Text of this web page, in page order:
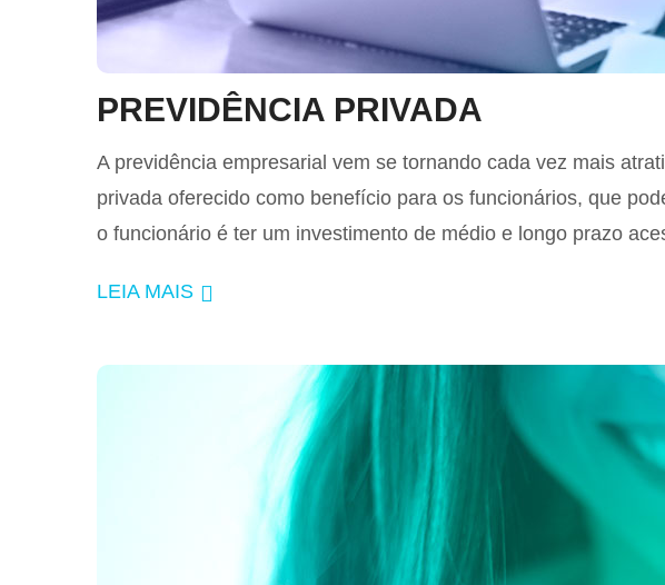
PREVIDÊNCIA PRIVADA
A previdência empresarial vem se tornando cada vez mais
privada oferecido como benefício para os funcionários, que
o funcionário é ter um investimento de médio e longo prazo
LEIA MAIS